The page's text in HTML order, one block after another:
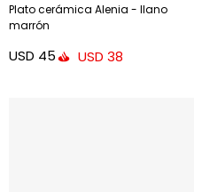
Plato cerámica Alenia - llano
marrón
USD 45 USD 38